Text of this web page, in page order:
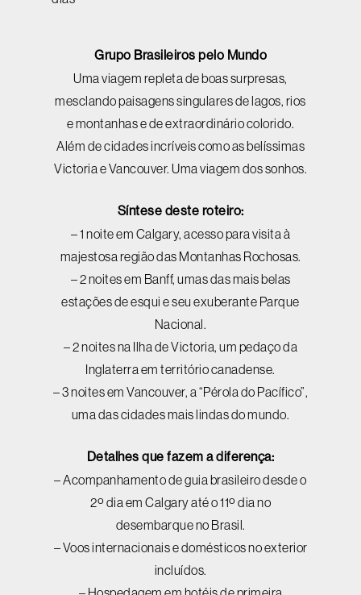
Grupo Brasileiros pelo Mundo
Uma viagem repleta de boas surpresas,
mesclando paisagens singulares de lagos, rios
e montanhas e de extraordinário colorido.
Além de cidades incríveis como as belíssimas
Victoria e Vancouver. Uma viagem dos sonhos.
Síntese deste roteiro:
– 1 noite em Calgary, acesso para visita à
majestosa região das Montanhas Rochosas.
– 2 noites em Banff, umas das mais belas
estações de esqui e seu exuberante Parque
Nacional.
– 2 noites na Ilha de Victoria, um pedaço da
Inglaterra em território canadense.
– 3 noites em Vancouver, a “Pérola do Pacífico”,
uma das cidades mais lindas do mundo.
Detalhes que fazem a diferença:
– Acompanhamento de guia brasileiro desde o
2º dia em Calgary até o 11º dia no
desembarque no Brasil.
– Voos internacionais e domésticos no exterior
incluídos.